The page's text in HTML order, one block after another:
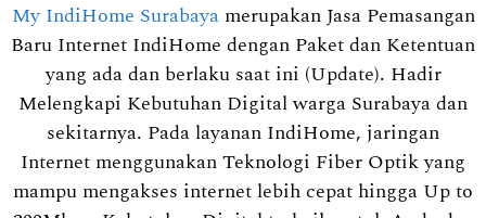
My IndiHome Surabayamerupakan Jasa Pemasangan
Baru Internet IndiHome dengan Paket dan Ketentuan
yang ada dan berlaku saat ini (Update). Hadir
Melengkapi Kebutuhan Digital warga Surabaya dan
sekitarnya. Pada layanan IndiHome, jaringan
Internet menggunakan Teknologi Fiber Optik yang
mampu mengakses internet lebih cepat hingga Up to